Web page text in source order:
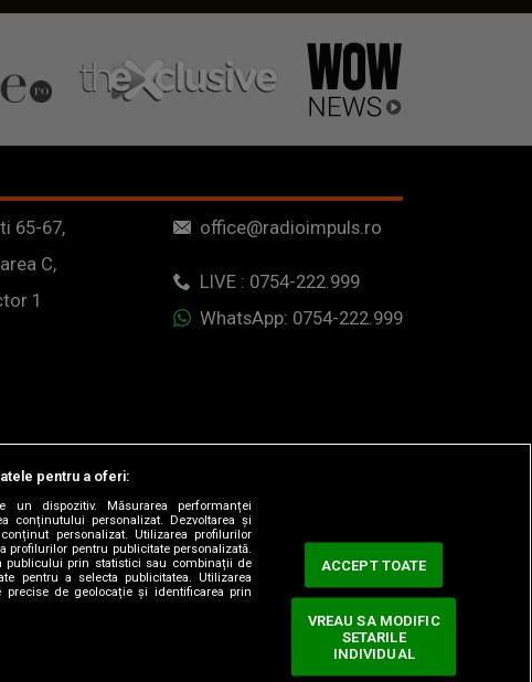
65-67,
C,
1
office@radioimpuls.ro
LIVE : 0754-222.999
WhatsApp: 0754-222.999
rezervate.
pentru a oferi:
un dispozitiv. Măsurarea performanței
conținutului personalizat. Dezvoltarea și
personalizat. Utilizarea profilurilor
profilurilor pentru publicitate personalizată.
publicului prin statistici sau combinații de
pentru a selecta publicitatea. Utilizarea
de geolocație și identificarea prin
ACCEPT TOATE
VREAU SA MODIFIC
SETARILE
INDIVIDUAL